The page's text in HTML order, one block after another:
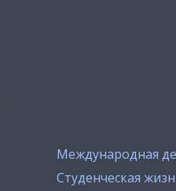
Международная
Студенческая